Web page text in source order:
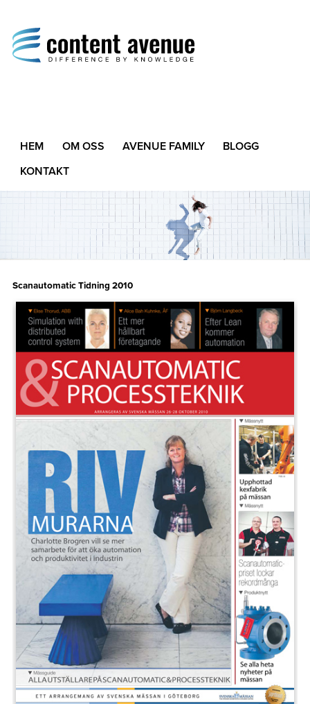
Difference by Knowledge
HEM OM OSS AVENUE FAMILY
BLOGG
KONTAKT
Scanautomatic Tidning 2010